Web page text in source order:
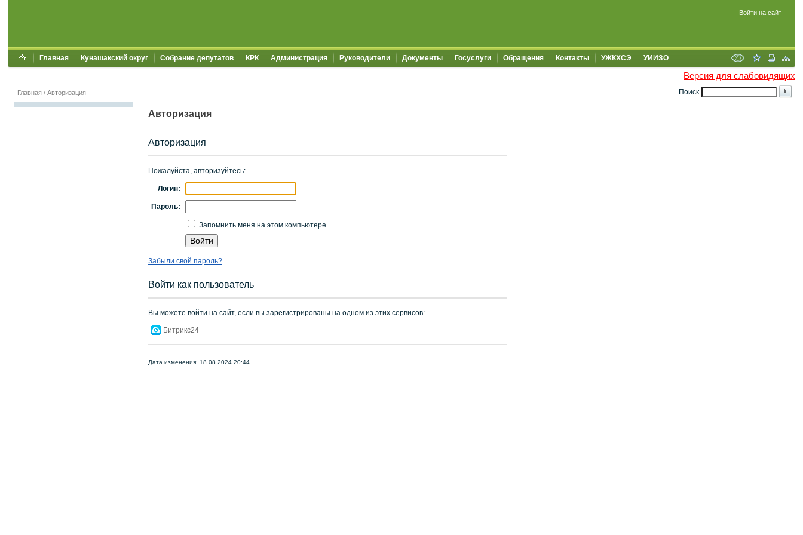
Войти на сайт
Главная Кунашакский округ Собрание депутатов КРК Администрация Руководители Документы Госуслуги Обращения Контакты УЖКХСЭ УИИЗО
Версия для слабовидящих
Поиск
Главная / Авторизация
Авторизация
Авторизация
Пожалуйста, авторизуйтесь:
Логин:
Пароль:
Запомнить меня на этом компьютере
Забыли свой пароль?
Войти как пользователь
Вы можете войти на сайт, если вы зарегистрированы на одном из этих сервисов:
Битрикс24
Дата изменения: 18.08.2024 20:44